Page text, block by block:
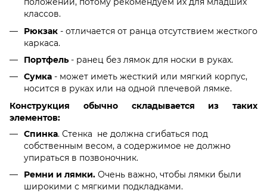
классов.
Рюкзак - отличается от ранца отсутствием жесткого
каркаса.
Портфель - ранец без лямок для носки в руках.
Сумка - может иметь жесткий или мягкий корпус,
носится в руках или на одной плечевой лямке.
Конструкция обычно складывается из таких
элементов:
Спинка. Стенка не должна сгибаться под
собственным весом, а содержимое не должно
упираться в позвоночник.
Ремни и лямки. Очень важно, чтобы лямки были
широкими с мягкими подкладками.